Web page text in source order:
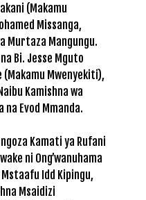
(Makamu
Missanga,
Murtaza Mangungu.
Bi. Jesse Mguto
Mwenyekiti),
Kamishna wa
na Evod Mmanda.
Kamati ya Rufani
ni Ong’wanuhama
Idd Kipingu,
Msaidizi